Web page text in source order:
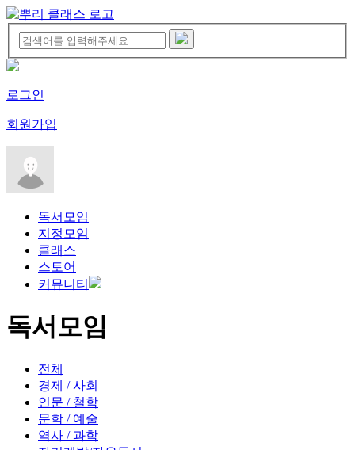
로그인
회원가입
독서모임
지정모임
클래스
스토어
커뮤니티
독서모임
전체
경제 / 사회
인문 / 철학
문학 / 예술
역사 / 과학